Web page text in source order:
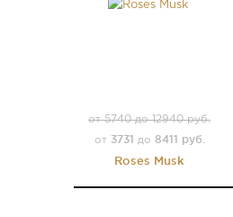
от 5740 до 12940 руб.
от 3731 до 8411 руб.
Roses Musk